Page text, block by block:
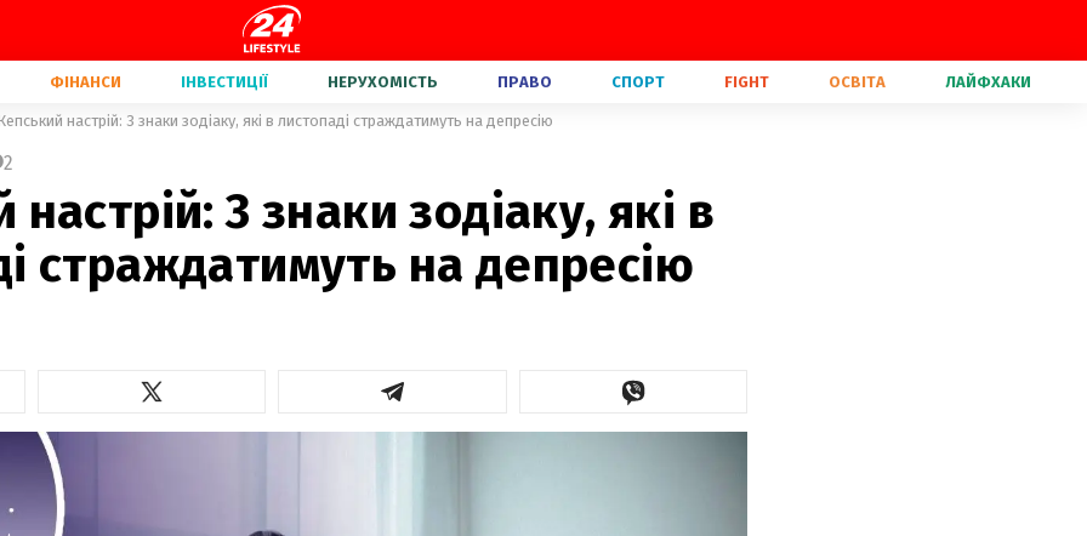
ФІНАНСИ ІНВЕСТИЦІЇ НЕРУХОМІСТЬ ПРАВО СПОРТ FIGHT ОСВІТА ЛАЙФХАКИ
настрій: 3 знаки зодіаку, які в листопаді страждатимуть на депресію
2
3 знаки зодіаку, які в
страждатимуть на депресію